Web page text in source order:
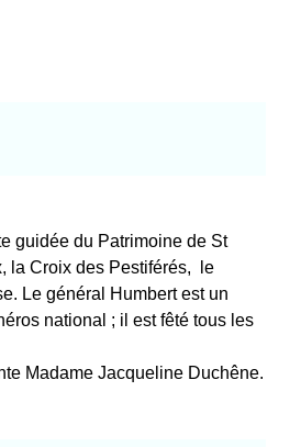
guidée du Patrimoine de St
la Croix des Pestiférés, le
Le général Humbert est un
national ; il est fêté tous les
Madame Jacqueline Duchêne.